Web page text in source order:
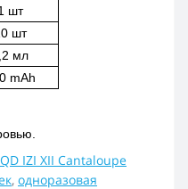
шт
шт
мл
mAh
IZI XII Cantaloupe
, одноразовая